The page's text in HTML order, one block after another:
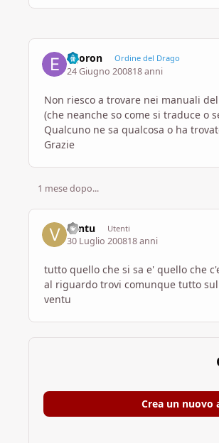
egoron Ordine del Drago
24 Giugno 200818 anni
Non riesco a trovare nei manuali
(che neanche so come si traduce o
Qualcuno ne sa qualcosa o ha
Grazie
1 mese dopo...
ventu Utenti
30 Luglio 200818 anni
tutto quello che si sa e' quello che
al riguardo trovi comunque tutto
ventu
Crea un nuovo